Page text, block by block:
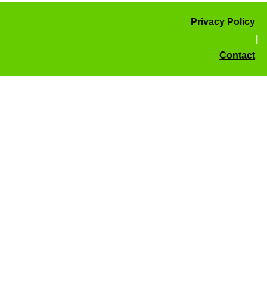
Privacy Policy
Contact